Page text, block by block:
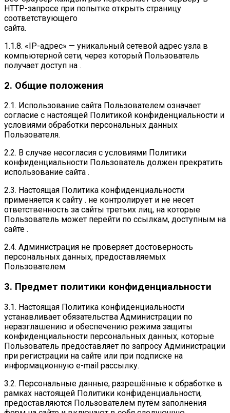
HTTP-запросе при попытке открыть страницу
соответствующего
сайта.
1.1.8. «IP-адрес» — уникальный сетевой адрес узла в
компьютерной сети, через который Пользователь
получает доступ на .
2. Общие положения
2.1. Использование сайта Пользователем означает
согласие с настоящей Политикой конфиденциальности и
условиями обработки персональных данных
Пользователя.
2.2. В случае несогласия с условиями Политики
конфиденциальности Пользователь должен прекратить
использование сайта .
2.3. Настоящая Политика конфиденциальности
применяется к сайту . не контролирует и не несет
ответственность за сайты третьих лиц, на которые
Пользователь может перейти по ссылкам, доступным на
сайте .
2.4. Администрация не проверяет достоверность
персональных данных, предоставляемых
Пользователем.
3. Предмет политики конфиденциальности
3.1. Настоящая Политика конфиденциальности
устанавливает обязательства Администрации по
неразглашению и обеспечению режима защиты
конфиденциальности персональных данных, которые
Пользователь предоставляет по запросу Администрации
при регистрации на сайте или при подписке на
информационную e-mail рассылку.
3.2. Персональные данные, разрешённые к обработке в
рамках настоящей Политики конфиденциальности,
предоставляются Пользователем путём заполнения